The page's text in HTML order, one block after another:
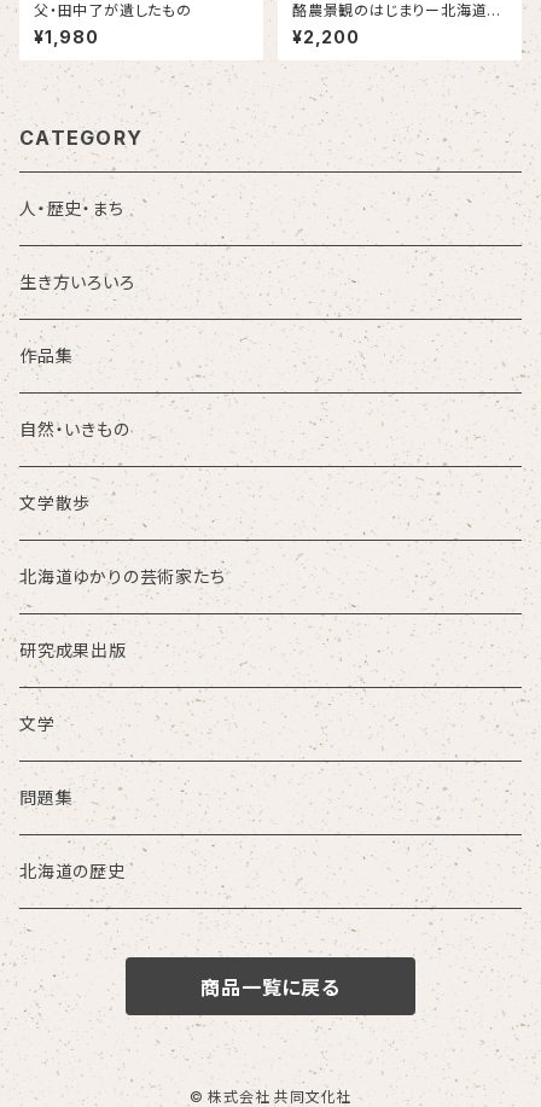
父・田中了が遺したもの
¥1,980
酪農景観のはじまりー北海道に
おけるギャンブレル屋根畜舎の
導入と展開
¥2,200
CATEGORY
人・歴史・まち
生き方いろいろ
作品集
自然・いきもの
文学散歩
北海道ゆかりの芸術家たち
研究成果出版
文学
問題集
北海道の歴史
商品一覧に戻る
© 株式会社 共同文化社